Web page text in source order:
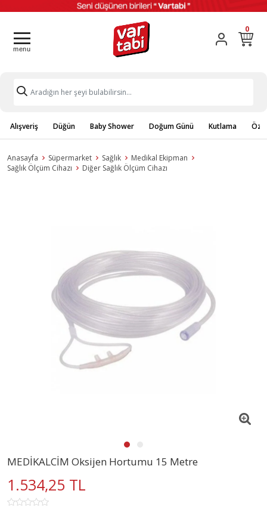
0
Alışveriş Düğün Baby Shower Doğum Günü Kutlama
Anasayfa Süpermarket Sağlık
Medikal Ekipman
Sağlık Ölçüm Cihazı
Diğer Sağlık Ölçüm Cihazı
MEDİKALCİM Oksijen Hortumu 15 Metre
1.534,25 TL